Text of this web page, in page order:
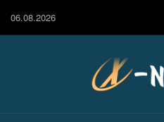
06.08.2026